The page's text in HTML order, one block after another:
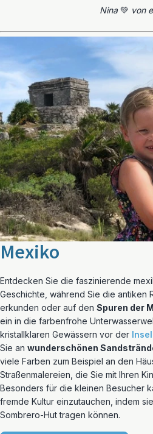
Nina💚 von
Mexiko
Entdecken Sie die faszinierende
Geschichte, während Sie die antiken
erkunden oder auf den Spuren der
ein in die farbenfrohe
kristallklaren Gewässern vor der
Sie an wunderschönen
viele Farben zum Beispiel an den
Straßenmalereien, die Sie mit Ihren
Besonders für die kleinen Besucher
fremde Kultur einzutauchen, indem
Sombrero-Hut tragen können.